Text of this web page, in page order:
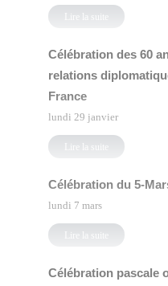
Lire la suite
Célébration des 60
relations
France
lundi 29 janvier
Lire la suite
Célébration du 5-
lundi 7 mars
Lire la suite
Célébration pascale